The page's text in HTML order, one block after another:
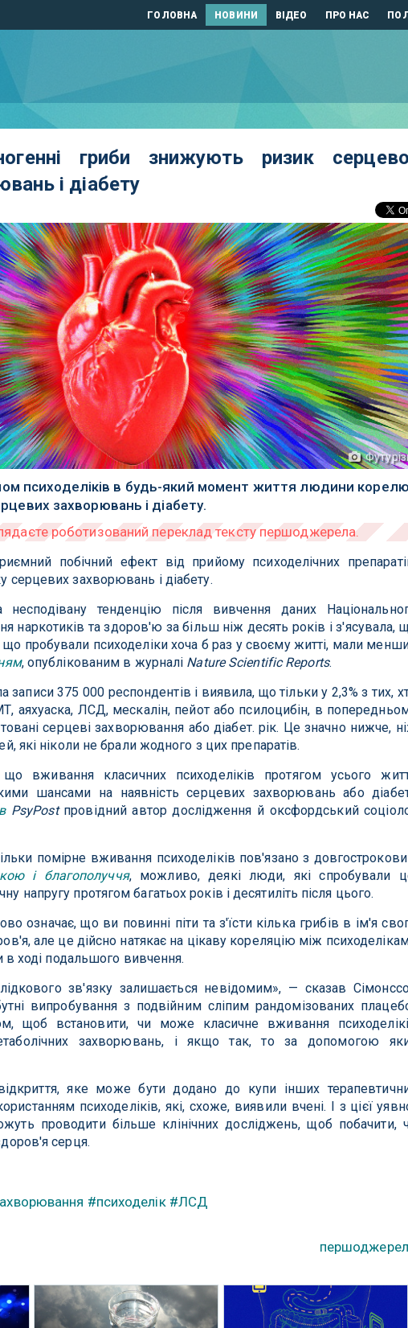
ГОЛОВНА НОВИНИ ВІДЕО ПРО НАС
гриби знижують ризик
і діабету
психоделіків в будь-який момент життя людини
захворювань і діабету.
побічний ефект від прийому психоделічних
серцевих захворювань і діабету.
несподівану тенденцію після вивчення даних
наркотиків та здоров'ю за більш ніж десять років і з'ясувала,
що пробували психоделіки хоча б раз у своєму житті, мали
, опублікованим в журналі Nature Scientific Reports.
375 000 респондентів і виявила, що тільки у 2,3% з тих,
аяхуаска, ЛСД, мескалін, пейот або псилоцибін, в
серцеві захворювання або діабет. рік. Це значно нижче,
які ніколи не брали жодного з цих препаратів.
що вживання класичних психоделіків протягом усього
шансами на наявність серцевих захворювань або
PsyPostпровідний автор дослідження й оксфордський
помірне вживання психоделіків пов'язано з
і благополуччя, можливо, деякі люди, які спробували
напругу протягом багатьох років і десятиліть після цього.
означає, що ви повинні піти та з'їсти кілька грибів в ім'я
але це дійсно натякає на цікаву кореляцію між
в ході подальшого вивчення.
зв'язку залишається невідомим», — сказав
випробування з подвійним сліпим рандомізованих
щоб встановити, чи може класичне вживання
захворювань, і якщо так, то за допомогою
яке може бути додано до купи інших
психоделіків, які, схоже, виявили вчені. І з цієї
проводити більше клінічних досліджень, щоб побачити,
серця.
#психоделік #ЛСД